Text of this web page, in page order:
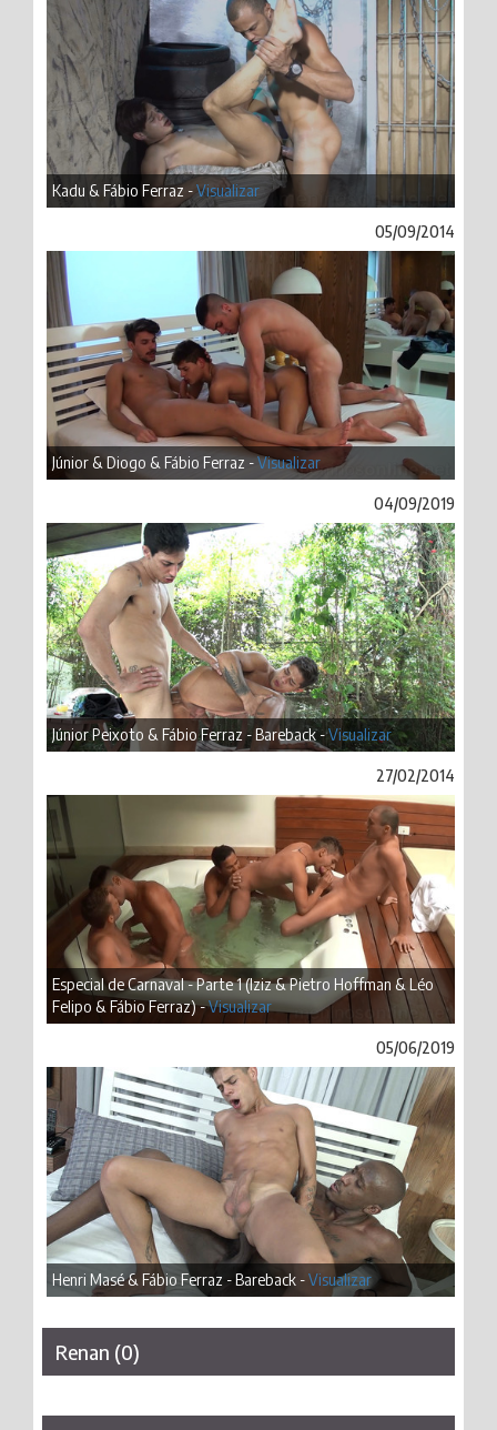
Kadu & Fábio Ferraz -Visualizar
05/09/2014
Júnior & Diogo & Fábio Ferraz -Visualizar
04/09/2019
Júnior Peixoto & Fábio Ferraz - Bareback -Visualizar
27/02/2014
Especial de Carnaval - Parte 1 (Iziz & Pietro Hoffman & Léo
Felipo & Fábio Ferraz) -Visualizar
05/06/2019
Henri Masé & Fábio Ferraz - Bareback -Visualizar
Renan (0)